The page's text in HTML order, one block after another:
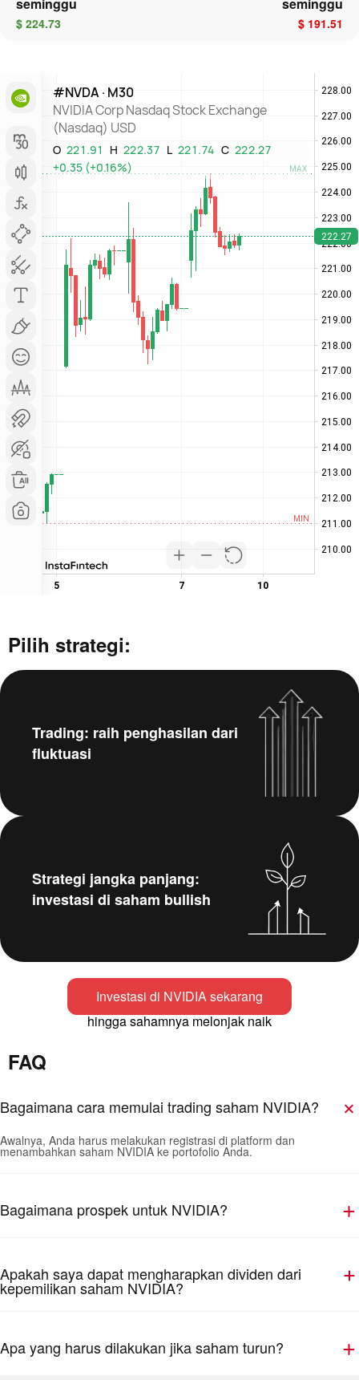
$ 224.73 $ 191.51
Pilih strategi:
Trading: raih penghasilan dari
fluktuasi
Strategi jangka panjang:
investasi di saham bullish
Investasi di NVIDIA sekarang
hingga sahamnya melonjak naik
FAQ
Bagaimana cara memulai trading saham NVIDIA?
Awalnya, Anda harus melakukan registrasi di platform dan
menambahkan saham NVIDIA ke portofolio Anda.
Bagaimana prospek untuk NVIDIA?
Apakah saya dapat mengharapkan dividen dari
kepemilikan saham NVIDIA?
Apa yang harus dilakukan jika saham turun?